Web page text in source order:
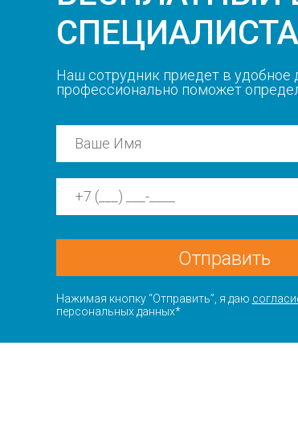
Наш сотрудник приедет в удобное
профессионально поможет
Отправить
Нажимая кнопку “Отправить”, я даю
персональных данных*